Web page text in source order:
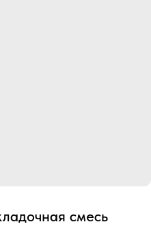
смесь